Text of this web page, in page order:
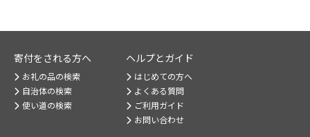
寄付をされる方へ
お礼の品の検索
自治体の検索
使い道の検索
ヘルプとガイド
はじめての方へ
よくある質問
ご利用ガイド
お問い合わせ